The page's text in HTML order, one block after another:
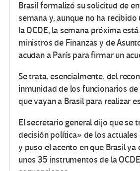
Brasil formalizó su solicitud de
semana y, aunque no ha
la OCDE, la semana próxima
ministros de Finanzas y de
acudan a París para firmar un
Se trata, esencialmente, del
inmunidad de los funcionarios
que vayan a Brasil para realizar
El secretario general dijo que se
decisión política» de los
y puso el acento en que Brasil ya
unos 35 instrumentos de la